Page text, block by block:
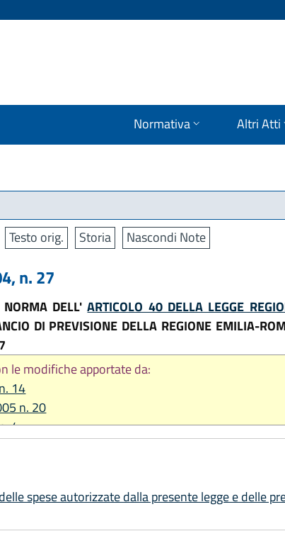
Normativa Altri Atti
Testo orig. Storia Nascondi Note
n. 27
NORMA DELL'ARTICOLO 40 DELLA LEGGE
DI PREVISIONE DELLA REGIONE EMILIA-
le modifiche apportate da:
14
n. 20
4
9 spese autorizzate dalla presente legge e delle